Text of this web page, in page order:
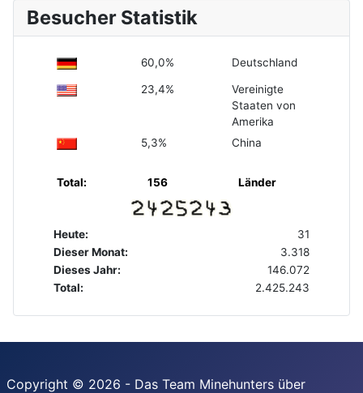
Besucher Statistik
60,0% Deutschland
23,4%
Vereinigte
Staaten von
Amerika
5,3%
China
Total: 156 Länder
Heute:
31
Dieser Monat:
3.318
Dieses Jahr:
146.072
Total:
2.425.243
Copyright © 2026 - Das Team Minehunters über